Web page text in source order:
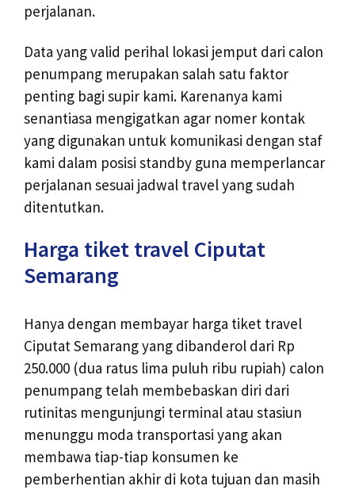
perjalanan.
Data yang valid perihal lokasi jemput dari calon
penumpang merupakan salah satu faktor
penting bagi supir kami. Karenanya kami
senantiasa mengigatkan agar nomer kontak
yang digunakan untuk komunikasi dengan staf
kami dalam posisi standby guna memperlancar
perjalanan sesuai jadwal travel yang sudah
ditentutkan.
Harga tiket travel Ciputat
Semarang
Hanya dengan membayar harga tiket travel
Ciputat Semarang yang dibanderol dari Rp
250.000 (dua ratus lima puluh ribu rupiah) calon
penumpang telah membebaskan diri dari
rutinitas mengunjungi terminal atau stasiun
menunggu moda transportasi yang akan
membawa tiap-tiap konsumen ke
pemberhentian akhir di kota tujuan dan masih